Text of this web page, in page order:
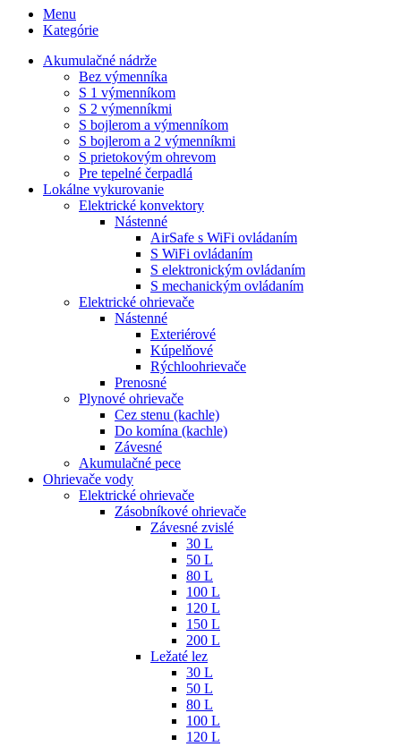
Menu
Kategórie
Akumulačné nádrže
Bez výmenníka
S 1 výmenníkom
S 2 výmenníkmi
S bojlerom a výmenníkom
S bojlerom a 2 výmenníkmi
S prietokovým ohrevom
Pre tepelné čerpadlá
Lokálne vykurovanie
Elektrické konvektory
Nástenné
AirSafe s WiFi ovládaním
S WiFi ovládaním
S elektronickým ovládaním
S mechanickým ovládaním
Elektrické ohrievače
Nástenné
Exteriérové
Kúpelňové
Rýchloohrievače
Prenosné
Plynové ohrievače
Cez stenu (kachle)
Do komína (kachle)
Závesné
Akumulačné pece
Ohrievače vody
Elektrické ohrievače
Zásobníkové ohrievače
Závesné zvislé
30 L
50 L
80 L
100 L
120 L
150 L
200 L
Ležaté lez
30 L
50 L
80 L
100 L
120 L